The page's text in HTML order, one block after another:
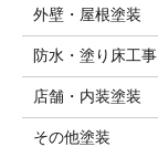
外壁・屋根塗装
防水・塗り床工事
店舗・内装塗装
その他塗装